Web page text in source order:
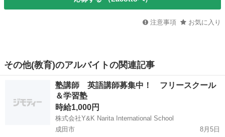
注意事項 お気に入り
その他(教育)のアルバイトの関連記事
塾講師 英語講師募集中！ フリースクール
＆学習塾
時給1,000円
株式会社Y&K Narita International School
成田市
8月5日